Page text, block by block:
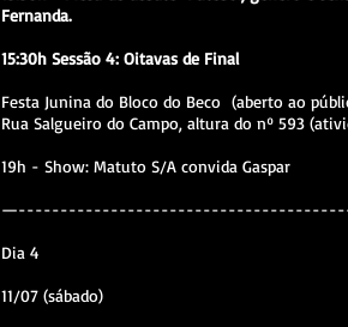
Fernanda.
15:30h Sessão 4: Oitavas de Final
Festa Junina do Bloco do Beco (aberto ao
Rua Salgueiro do Campo, altura do nº 593
19h - Show: Matuto S/A convida Gaspar
Dia 4
11/07 (sábado)